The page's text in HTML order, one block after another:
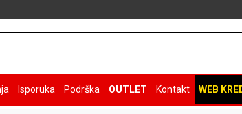
Isporuka Podrška OUTLET Kontakt WEB